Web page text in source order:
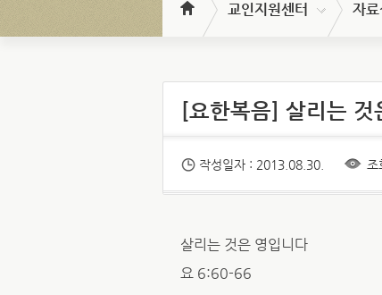
교인지원센터 자료
[요한복음] 살리는 것
작성일자 : 2013.08.30.
살리는 것은 영입니다
요 6:60-66